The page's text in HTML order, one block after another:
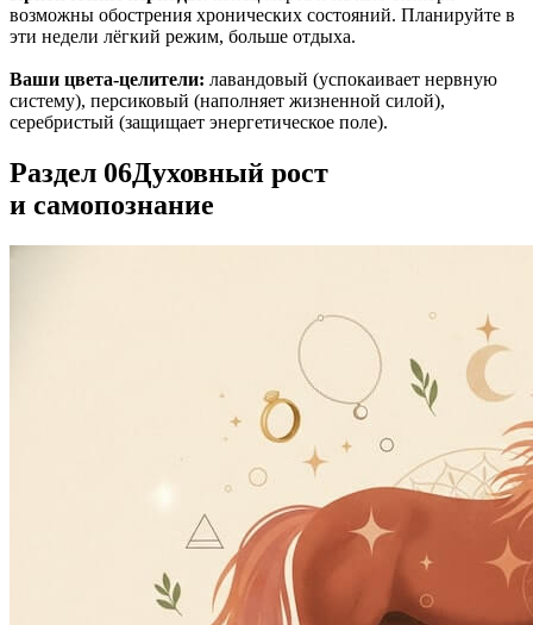
возможны обострения хронических состояний. Планируйте в
эти недели лёгкий режим, больше отдыха.
Ваши цвета-целители: лавандовый (успокаивает нервную
систему), персиковый (наполняет жизненной силой),
серебристый (защищает энергетическое поле).
Раздел 06Духовный рост
и самопознание